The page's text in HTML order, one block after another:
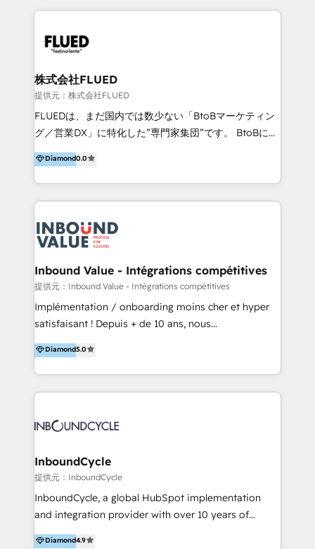
massimizzare il ritorno sugli investimenti.
制を整えています。 HubSpotの導入支援だけでなく、
ナリオ設計まで含めてご提案。「導入して終わり」では
と。それが、ハブワンのスタンスです。 また、
HubSpotはもちろん、ferret One、WordPress、
Movable Type（Power CMS）などの各種CMSを活用
し、延べ100社以上のBtoB企業のサイト制作経験をもと
ーコードテーマテンプレートを独自開発。 企業のさま
ざまな課題やニーズに対して「戦略、設計・デザイン、
『最適なハブ』になります。 ーーーーーーーーーーー
ーーーーーーーーーーーーーーーーーーー 【プロジェ
90分程度） -現状課題の抽出、現実的な目標の確認 -要
件整理、必要十分なHubSpot製品の組合せのご提案 -お
見積り提示・ご承認、スケジュール決定、プロジェクト
キックオフ -マーケティング戦略策定（KGI）、ウェブ
戦略・戦術の設計（KPI） -全体導線遷移設計、ビジュ
プレート構築（CMS Hub） -顧客ライフサイクルステ
義・構築（Marketing Hub） -営業パイプラインの定
（Salesforce,SanSan,freeeなどとのデータ連携） -テ
スト公開・ブラウザチェック -本番公開、操作レクチャ
ー・マニュアル作成 -運用支援開始 ーーーーーーーーー
ーーーーーーーーーーーーーーーーーーーーー まずは
ハブワンにお気軽にご相談ください。
株式会社FLUED
提供元：株式会社FLUED
FLUEDは、まだ国内では数少ない「BtoBマーケティン
グ／営業DX」に特化した”専門家集団”です。 BtoBに特
化し、WEB制作や広告運用などのオンライン施策か
ら、インサイドセールスや展示会などのオフライン施策
まで支援しています。 「経験豊富な”専門家集団”によ
るプロジェクト参加型の支援」で、戦略・企画などのコ
BPO・実務まで幅広いご支援が可能です。 また、2022
年に国内初のBtoB営業DXに関する書籍『業務効率化か
らはじめるBtoB営業DX BtoB営業もここまでデジタル
化できる! 」を出版いたしました。 HubSpotの導入／
活用支援以外にも、下記のようなサービスを提供してい
ます。 - ABMターゲット定義 / リスト作成 - カスタマ
着 - WEB / LP / BtoB-EC制作 - WEB広告(Google/FB
他)運用 - 記事コンテンツ / 動画制作 - インサイドセー
織構築
Diamond0.0
Inbound Value - Intégrations compétitives
提供元：Inbound Value - Intégrations compétitives
Implémentation / onboarding moins cher et hyper
satisfaisant ! Depuis + de 10 ans, nous
accompagnons des entreprises dans
l’automatisation de leur croissance digitale via
HubSpot avec une approche compétitive. Nous
aidons nos clients à générer plus de RDV en
sommes une agence d’Inbound marketing et sales à
Diamond5.0
InboundCycle
提供元：InboundCycle
InboundCycle, a global HubSpot implementation
and integration provider with over 10 years of
experience, serves businesses in diverse industries.
Diamond4.9